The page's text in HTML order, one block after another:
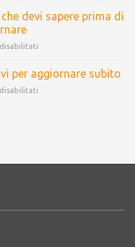
devi sapere prima di
per aggiornare subito